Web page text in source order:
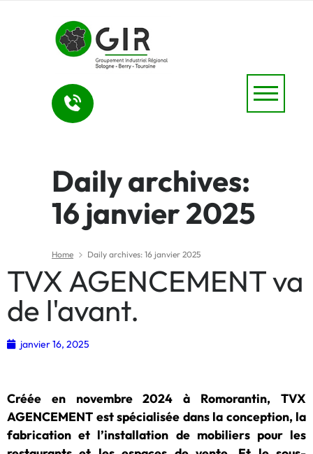
Daily archives:
16 janvier 2025
Home Daily archives: 16 janvier 2025
TVX AGENCEMENT va
de l'avant.
janvier 16, 2025
Créée en novembre 2024 à Romorantin, TVX
AGENCEMENT est spécialisée dans la conception, la
fabrication et l’installation de mobiliers pour les